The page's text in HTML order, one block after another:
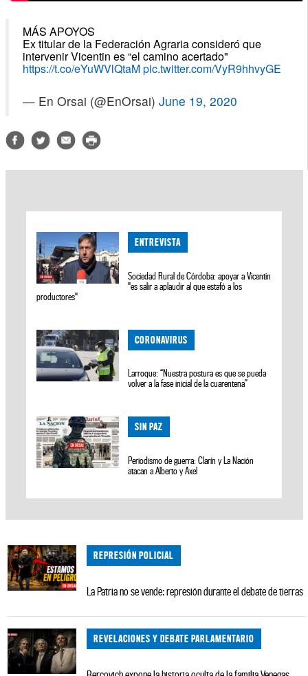
MÁS APOYOS
Ex titular de la Federación Agraria consideró que
intervenir Vicentin es “el camino acertado"
https://t.co/eYuWVlQtaMpic.twitter.com/VyR9hhvyGE
— En Orsai (@EnOrsai) June 19, 2020
ENTREVISTA
Sociedad Rural de Córdoba: apoyar a Vicentin
"es salir a aplaudir al que estafó a los
productores"
CORONAVIRUS
Larroque: “Nuestra postura es que se pueda
volver a la fase inicial de la cuarentena”
SIN PAZ
Periodismo de guerra: Clarín y La Nación
atacan a Alberto y Axel
REPRESIÓN POLICIAL
La Patria no se vende: represión durante el debate de tierras
REVELACIONES Y DEBATE PARLAMENTARIO